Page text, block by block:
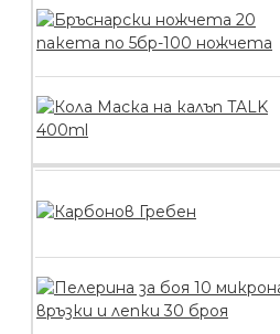
Контейнери
броя